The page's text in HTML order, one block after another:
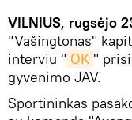
VILNIUS, rugsėjo
"Vašingtonas"
interviu " OK "
gyvenimo JAV.
Sportininkas